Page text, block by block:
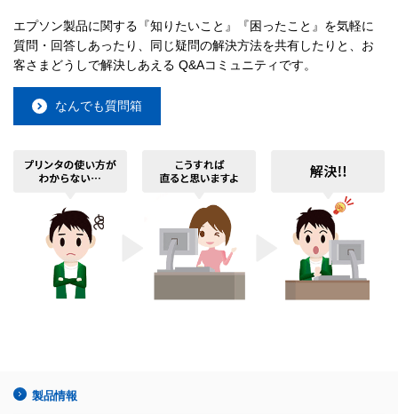
エプソン製品に関する『知りたいこと』『困ったこと』を気軽に
質問・回答しあったり、同じ疑問の解決方法を共有したりと、お
客さまどうしで解決しあえる Q&Aコミュニティです。
なんでも質問箱
製品情報